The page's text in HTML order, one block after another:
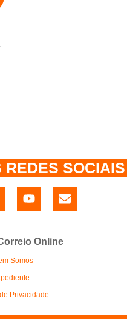
REDES SOCIAIS
Online
Somos
Privacidade